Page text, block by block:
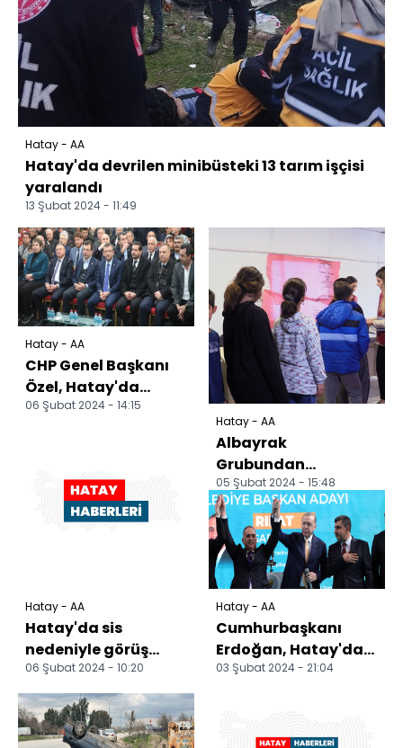
Hatay - AA
Hatay'da devrilen minibüsteki 13 tarım işçisi
yaralandı
13 Şubat 2024 - 11:49
Hatay - AA
CHP Genel Başkanı
Özel, Hatay'da
konuştu:
06 Şubat 2024 - 14:15
Hatay - AA
Hatay'da sis
nedeniyle görüş
mesafesi düştü
06 Şubat 2024 - 10:20
Hatay - AA
Albayrak
Grubundan
Hatay'daki
depremzede
çocuklara psiko-
sosyal destek
05 Şubat 2024 - 15:48
Hatay - AA
Cumhurbaşkanı
Erdoğan, Hatay'da
AK Parti Aday
konuşt...
03 Şubat 2024 - 21:04